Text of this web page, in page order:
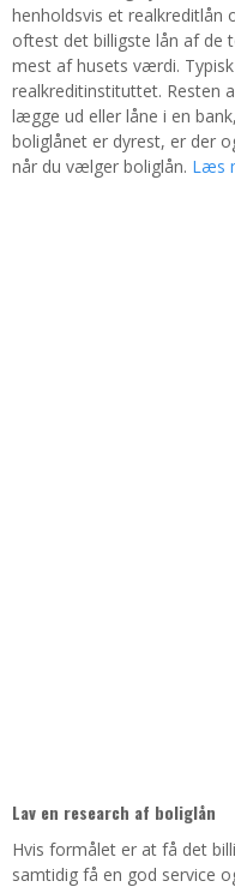
henholdsvis et realkreditlån
oftest det billigste lån af de
mest af husets værdi.
realkreditinstituttet. Resten
lægge ud eller låne i en
boliglånet er dyrest, er der
når du vælger boliglån. Læs
Lav en research af boliglån
Hvis formålet er at få det
samtidig få en god service